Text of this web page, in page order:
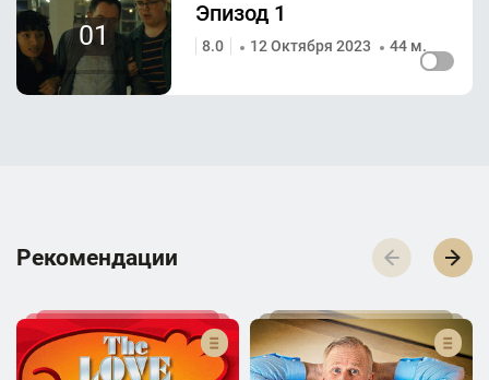
01
Эпизод 1
8.0 12 Октября 2023 44 м.
Р­­­е­­­к­­­о­­­м­­­е­­­н­­­д­­­а­­­ц­­­и­­­и